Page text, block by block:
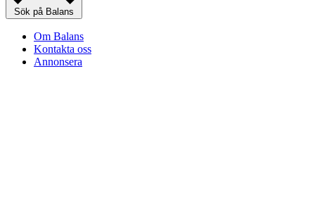
Sök på Balans
Om Balans
Kontakta oss
Annonsera